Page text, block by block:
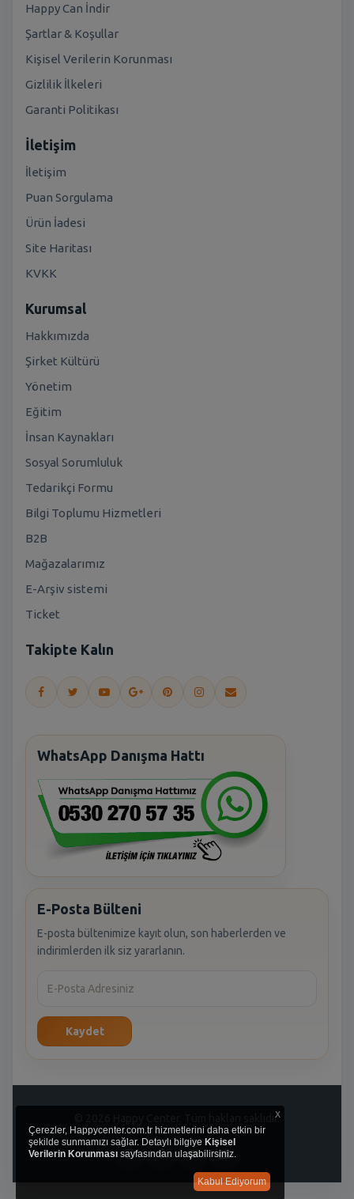
Happy Can İndir
Şartlar & Koşullar
Kişisel Verilerin Korunması
Gizlilik İlkeleri
Garanti Politikası
İletişim
İletişim
Puan Sorgulama
Ürün İadesi
Site Haritası
KVKK
Kurumsal
Hakkımızda
Şirket Kültürü
Yönetim
Eğitim
İnsan Kaynakları
Sosyal Sorumluluk
Tedarikçi Formu
Bilgi Toplumu Hizmetleri
B2B
Mağazalarımız
E-Arşiv sistemi
Ticket
Takipte Kalın
WhatsApp Danışma Hattı
E-Posta Bülteni
E-posta bültenimize kayıt olun, son haberlerden ve
indirimlerden ilk siz yararlanın.
Kaydet
© 2026 Happy Center. Tüm hakları saklıdır.
x
Çerezler, Happycenter.com.tr hizmetlerini daha etkin bir
şekilde sunmamızı sağlar. Detaylı bilgiye Kişisel
Verilerin Korunması sayfasından ulaşabilirsiniz.
Kabul Ediyorum